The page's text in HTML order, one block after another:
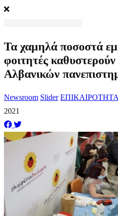
Τα χαμηλά ποσοστά
φοιτητές
Αλβανικών
Newsroom Slider ΕΠΙΚΑΙΡΟΤΗΤΑ
2021